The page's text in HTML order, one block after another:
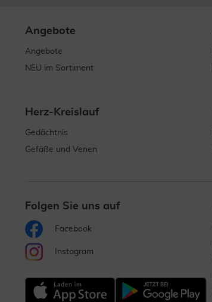
Angebote
Angebote
NEU im Sortiment
Herz-Kreislauf
Gedächtnis
Gefäße und Venen
Folgen Sie uns auf
Facebook
Instagram